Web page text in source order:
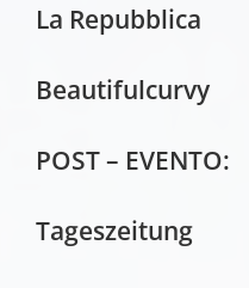
La Repubblica
Beautifulcurvy
POST – EVENTO:
Tageszeitung